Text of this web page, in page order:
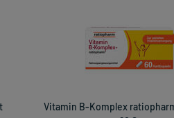
Vitamin B-Komplex